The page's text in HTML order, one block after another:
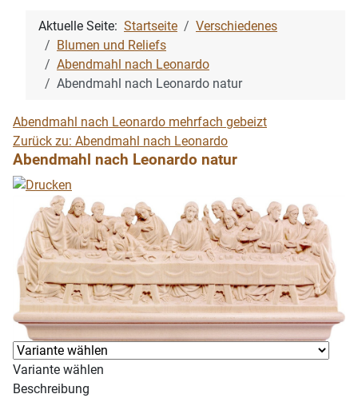
Aktuelle Seite: Startseite
Verschiedenes
Blumen und Reliefs
Abendmahl nach Leonardo
Abendmahl nach Leonardo natur
Abendmahl nach Leonardo mehrfach gebeizt
Zurück zu: Abendmahl nach Leonardo
Abendmahl nach Leonardo natur
Variante wählen
Beschreibung